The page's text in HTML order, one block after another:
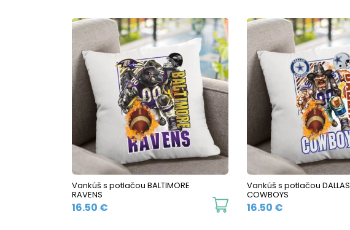
Vankúš s potlačou BALTIMORE
RAVENS
16.50 €
Vankúš s potlačou DALLAS
COWBOYS
16.50 €